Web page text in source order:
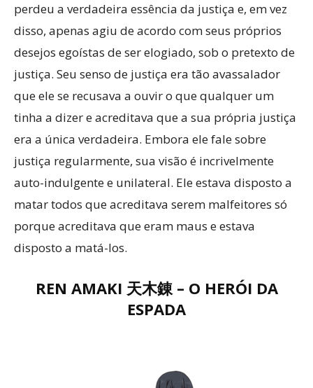
perdeu a verdadeira essência da justiça e, em vez
disso, apenas agiu de acordo com seus próprios
desejos egoístas de ser elogiado, sob o pretexto de
justiça. Seu senso de justiça era tão avassalador
que ele se recusava a ouvir o que qualquer um
tinha a dizer e acreditava que a sua própria justiça
era a única verdadeira. Embora ele fale sobre
justiça regularmente, sua visão é incrivelmente
auto-indulgente e unilateral. Ele estava disposto a
matar todos que acreditava serem malfeitores só
porque acreditava que eram maus e estava
disposto a matá-los.
REN AMAKI 天木錬 – O HERÓI DA
ESPADA